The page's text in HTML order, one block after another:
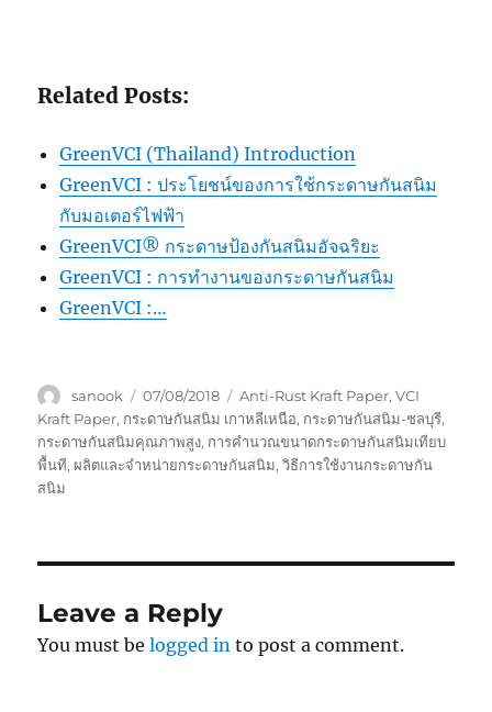
Related Posts:
GreenVCI (Thailand) Introduction
GreenVCI : ประโยชน์ของการใช้กระดาษกันสนิม
กับมอเตอร์ไฟฟ้า
GreenVCI® กระดาษป้องกันสนิมอัจฉริยะ
GreenVCI : การทำงานของกระดาษกันสนิม
GreenVCI :…
Author
sanook
Posted
on
07/08/2018 Tags
Anti-Rust Kraft Paper,VCI
Kraft Paper, กระดาษกันสนิม เกาหลีเหนือ, กระดาษกันสนิม-ชลบุรี,
กระดาษกันสนิมคุณภาพสูง, การคำนวณขนาดกระดาษกันสนิมเทียบ
พื้นที, ผลิตและจำหน่ายกระดาษกันสนิม,วิธีการใช้งานกระดาษกัน
สนิม
Leave a Reply
You must belogged in to post a comment.